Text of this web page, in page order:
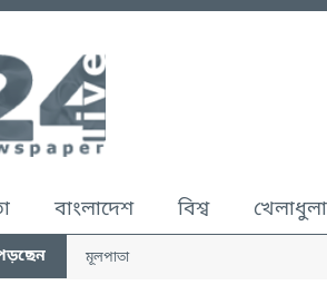
বাংলাদেশ বিশ্ব খেলাধুলা
মূলপাতা